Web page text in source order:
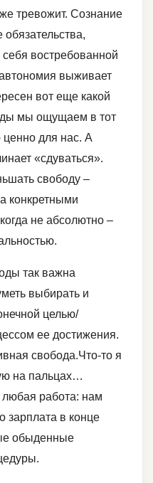
тревожит. Сознание
обязательства,
себя востребованной
выживает
вот еще какой
мы ощущаем в тот
ценно для нас. А
«сдуваться».
свободу –
конкретными
не абсолютно –
так важна
выбирать и
целью/
ее достижения.
свобода.Что-то я
на пальцах…
работа: нам
зарплата в конце
обыденные